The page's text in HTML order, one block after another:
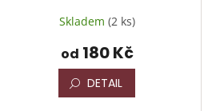
Skladem (2 ks)
od 180 Kč
DETAIL